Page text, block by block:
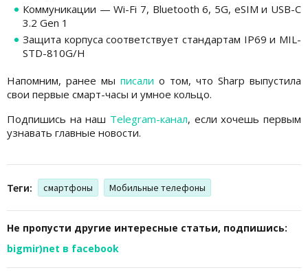
Коммуникации — Wi-Fi 7, Bluetooth 6, 5G, eSIM и USB-C
3.2 Gen 1
Защита корпуса соответствует стандартам IP69 и MIL-
STD-810G/H
Напомним, ранее мы писали о том, что Sharp выпустила
свои первые смарт-часы и умное кольцо.
Подпишись на наш Telegram-канал, если хочешь первым
узнавать главные новости.
Теги: смартфоны Мобильные телефоны
Не пропусти другие интересные статьи, подпишись:
bigmir)net в facebook